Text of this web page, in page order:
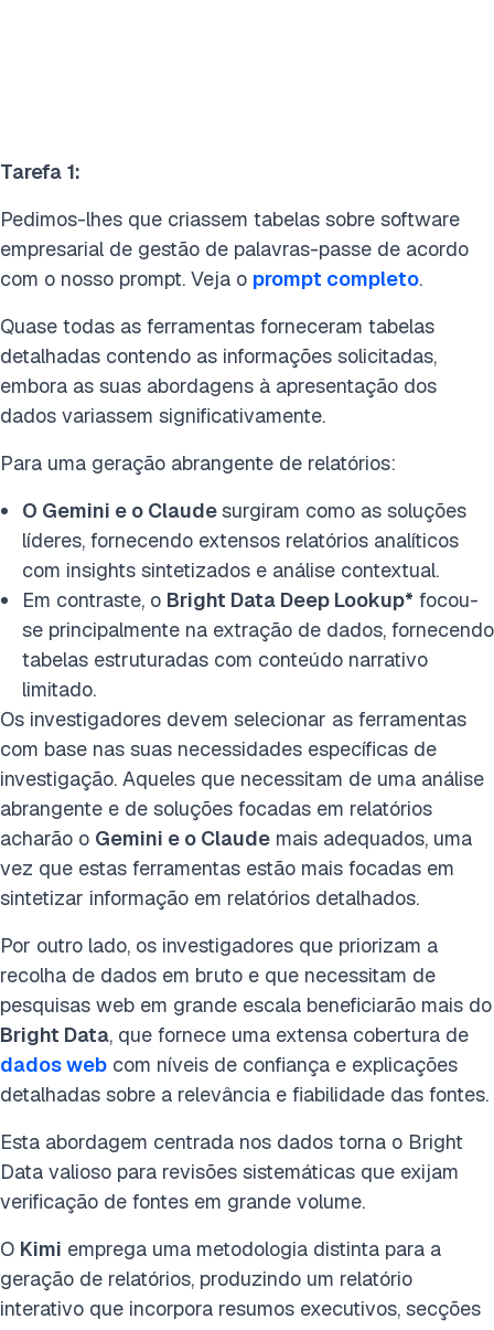
Tarefa 1:
Pedimos-lhes que criassem tabelas sobre software
empresarial de gestão de palavras-passe de acordo
com o nosso prompt. Veja o prompt completo.
Quase todas as ferramentas forneceram tabelas
detalhadas contendo as informações solicitadas,
embora as suas abordagens à apresentação dos
dados variassem significativamente.
Para uma geração abrangente de relatórios:
O Gemini e o Claudesurgiram como as soluções
líderes, fornecendo extensos relatórios analíticos
com insights sintetizados e análise contextual.
Em contraste, o Bright Data Deep Lookup* focou-
se principalmente na extração de dados, fornecendo
tabelas estruturadas com conteúdo narrativo
limitado.
Os investigadores devem selecionar as ferramentas
com base nas suas necessidades específicas de
investigação. Aqueles que necessitam de uma análise
abrangente e de soluções focadas em relatórios
acharão o Gemini e o Claude mais adequados, uma
vez que estas ferramentas estão mais focadas em
sintetizar informação em relatórios detalhados.
Por outro lado, os investigadores que priorizam a
recolha de dados em bruto e que necessitam de
pesquisas web em grande escala beneficiarão mais do
Bright Data, que fornece uma extensa cobertura de
dados web com níveis de confiança e explicações
detalhadas sobre a relevância e fiabilidade das fontes.
Esta abordagem centrada nos dados torna o Bright
Data valioso para revisões sistemáticas que exijam
verificação de fontes em grande volume.
O Kimi emprega uma metodologia distinta para a
geração de relatórios, produzindo um relatório
interativo que incorpora resumos executivos, secções